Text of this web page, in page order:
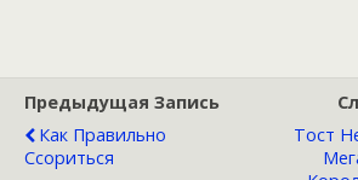
Предыдущая Запись
Как Правильно
Ссориться
Тост